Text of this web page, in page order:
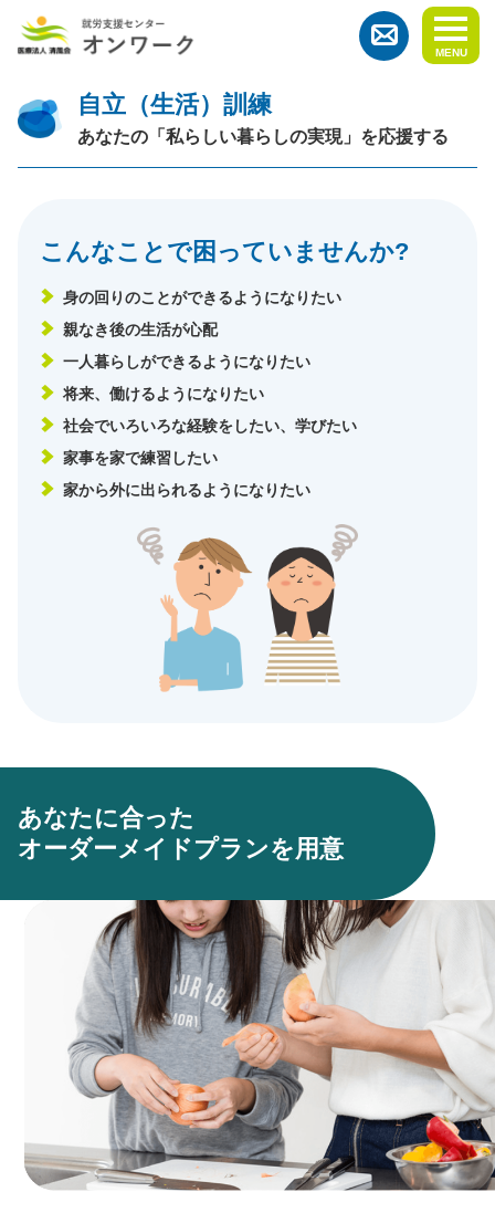
MENU
⾃⽴（⽣活）訓練
あなたの「私らしい暮らしの実現」を応援する
こんなことで困っていませんか?
⾝の回りのことができるようになりたい
親なき後の⽣活が⼼配
⼀⼈暮らしができるようになりたい
将来、働けるようになりたい
社会でいろいろな経験をしたい、学びたい
家事を家で練習したい
家から外に出られるようになりたい
あなたに合った
オーダーメイドプランを⽤意